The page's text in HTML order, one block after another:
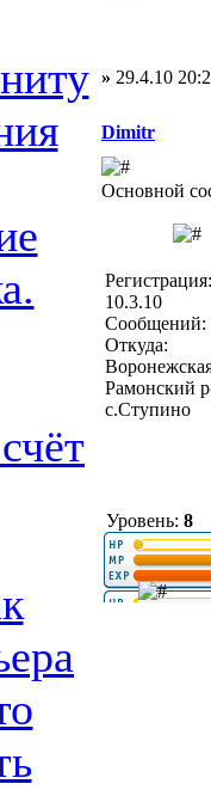
» 29.4.10
Dimitr
Основной
Регистрация:
10.3.10
Сообщений:
Откуда:
Рамонский
с.Ступино
Уровень: 8